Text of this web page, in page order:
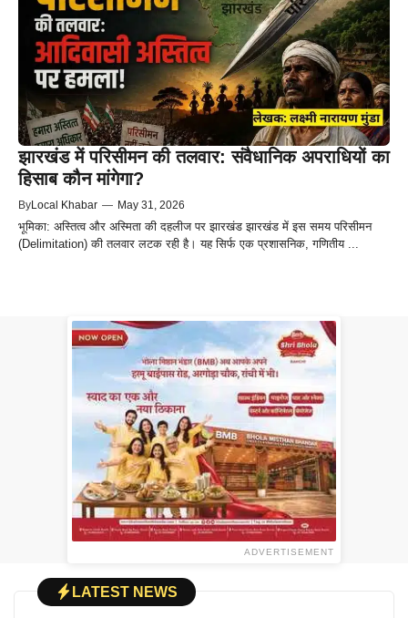
झारखंड में परिसीमन की तलवार: संवैधानिक अपराधियों का
हिसाब कौन मांगेगा?
ByLocal Khabar — May 31, 2026
भूमिका: अस्तित्व और अस्मिता की दहलीज पर झारखंड झारखंड में इस समय परिसीमन
(Delimitation) की तलवार लटक रही है। यह सिर्फ एक प्रशासनिक, गणितीय ...
ADVERTISEMENT
LATEST NEWS